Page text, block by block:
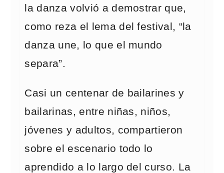
la danza volvió a demostrar que,
como reza el lema del festival, “la
danza une, lo que el mundo
separa”.
Casi un centenar de bailarines y
bailarinas, entre niñas, niños,
jóvenes y adultos, compartieron
sobre el escenario todo lo
aprendido a lo largo del curso. La